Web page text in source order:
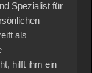
Spezialist für
als
hilft ihm ein